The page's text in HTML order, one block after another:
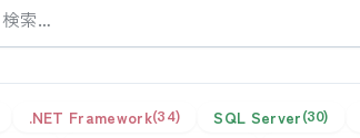
.NET Framework 34 SQL Server 30